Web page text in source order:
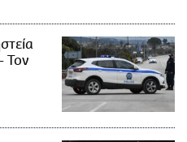
Τον